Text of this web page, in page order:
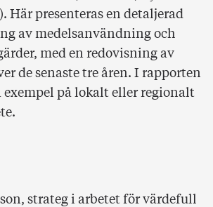
Här presenteras en detaljerad
av medelsanvändning och
med en redovisning av
de senaste tre åren. I rapporten
exempel på lokalt eller regionalt
strateg i arbetet för värdefull